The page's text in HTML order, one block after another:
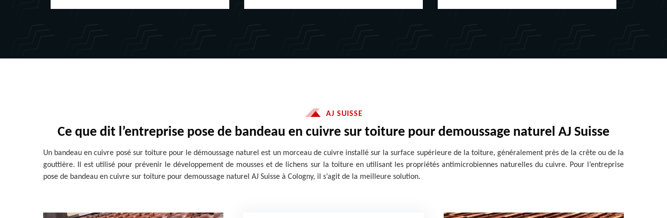
AJ SUISSE
Ce que dit l’entreprise pose de bandeau en cuivre sur toiture pour demoussage naturel AJ Suisse
Un bandeau en cuivre posé sur toiture pour le démoussage naturel est un morceau de cuivre installé sur la surface supérieure de la toiture, généralement près de la crête ou de la
gouttière. Il est utilisé pour prévenir le développement de mousses et de lichens sur la toiture en utilisant les propriétés antimicrobiennes naturelles du cuivre. Pour l’entreprise
pose de bandeau en cuivre sur toiture pour demoussage naturel AJ Suisse à Cologny, il s’agit de la meilleure solution.